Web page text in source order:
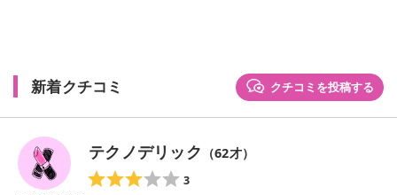
新着クチコミ クチコミを投稿する
テクノデリック （62才）
3